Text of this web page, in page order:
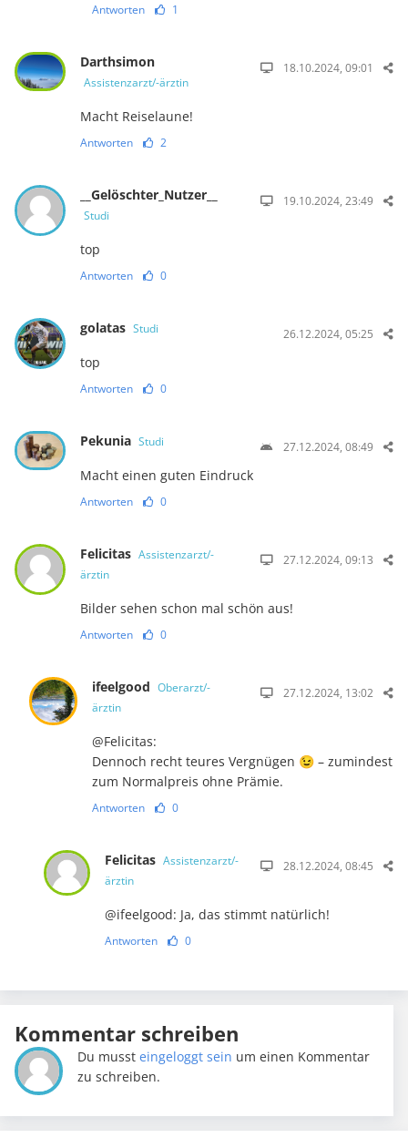
Antworten 1
Darthsimon
Assistenzarzt/-ärztin
18.10.2024, 09:01
Macht Reiselaune!
Antworten 2
__Gelöschter_Nutzer__
Studi
19.10.2024, 23:49
top
Antworten 0
golatas Studi 26.12.2024, 05:25
top
Antworten 0
Pekunia Studi 27.12.2024, 08:49
Macht einen guten Eindruck
Antworten 0
Felicitas Assistenzarzt/-
ärztin
27.12.2024, 09:13
Bilder sehen schon mal schön aus!
Antworten 0
ifeelgood Oberarzt/-
ärztin
27.12.2024, 13:02
@Felicitas:
Dennoch recht teures Vergnügen 😉 – zumindest
zum Normalpreis ohne Prämie.
Antworten 0
Felicitas Assistenzarzt/-
ärztin
28.12.2024, 08:45
@ifeelgood: Ja, das stimmt natürlich!
Antworten 0
Kommentar schreiben
Du mussteingeloggt sein um einen Kommentar
zu schreiben.